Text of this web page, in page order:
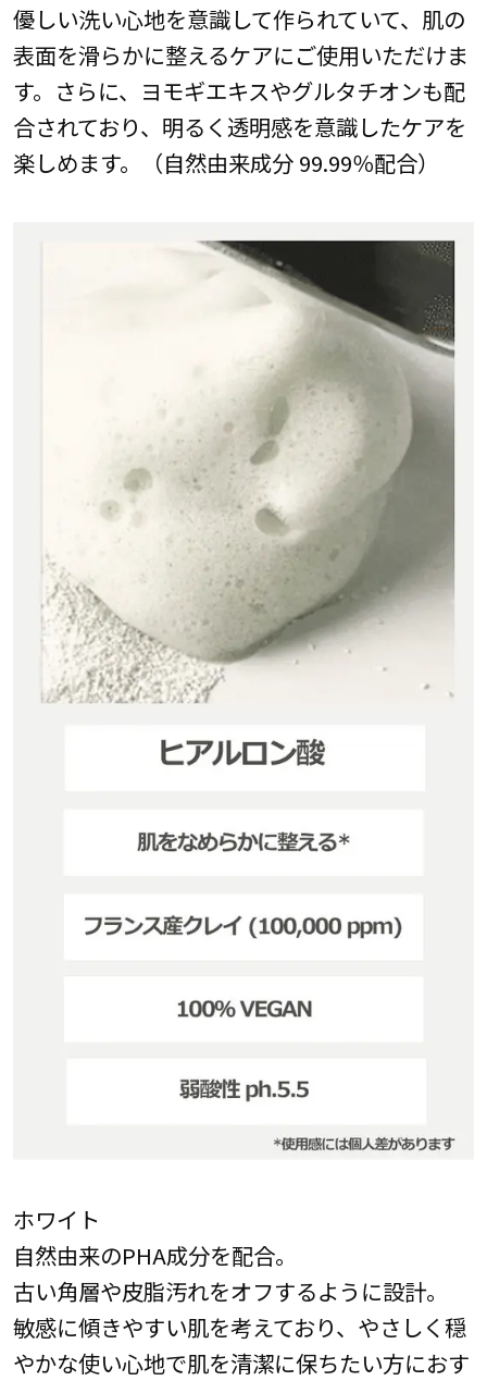
優しい洗い心地を意識して作られていて、肌の
表面を滑らかに整えるケアにご使用いただけま
す。さらに、ヨモギエキスやグルタチオンも配
合されており、明るく透明感を意識したケアを
楽しめます。（自然由来成分 99.99％配合）
ホワイト
自然由来のPHA成分を配合。
古い角層や皮脂汚れをオフするように設計。
敏感に傾きやすい肌を考えており、やさしく穏
やかな使い心地で肌を清潔に保ちたい方におす